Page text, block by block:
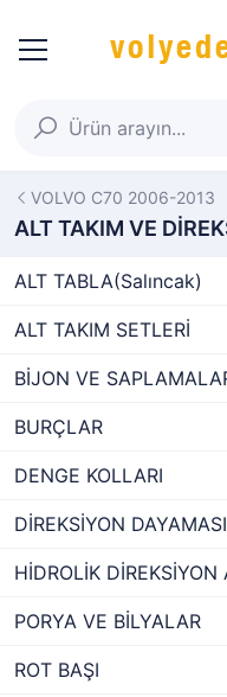
VOLVO C70 2006-2013
ALT TAKIM VE
ALT TABLA(Salıncak)
ALT TAKIM SETLERİ
BİJON VE
BURÇLAR
DENGE KOLLARI
DİREKSİYON DAYAMASI
HİDROLİK DİREKSİYON
PORYA VE BİLYALAR
ROT BAŞI